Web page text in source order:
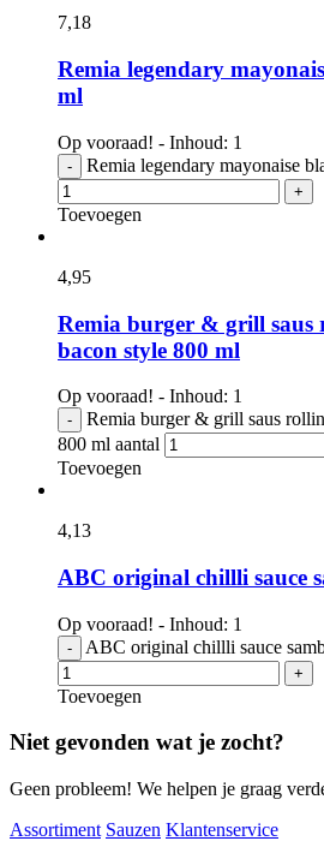
7,18
Remia legendary
ml
Op vooraad! - Inhoud: 1
- Remia legendary mayonaise
+
Toevoegen
4,95
Remia burger & grill saus
bacon style 800 ml
Op vooraad! - Inhoud: 1
-
Remia burger & grill saus
800 ml aantal
Toevoegen
4,13
ABC original chillli sauce
Op vooraad! - Inhoud: 1
- ABC original chillli sauce
+
Toevoegen
Niet gevonden wat je zocht?
Geen probleem! We helpen je graag
Assortiment Sauzen Klantenservice